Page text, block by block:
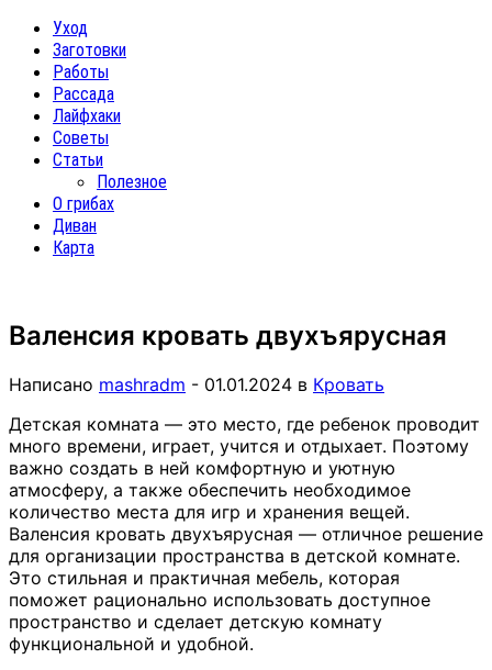
Уход
Заготовки
Работы
Рассада
Лайфхаки
Советы
Статьи
Полезное
О грибах
Диван
Карта
Валенсия кровать двухъярусная
Написано mashradm - 01.01.2024 в Кровать
Детская комната — это место, где ребенок проводит
много времени, играет, учится и отдыхает. Поэтому
важно создать в ней комфортную и уютную
атмосферу, а также обеспечить необходимое
количество места для игр и хранения вещей.
Валенсия кровать двухъярусная — отличное решение
для организации пространства в детской комнате.
Это стильная и практичная мебель, которая
поможет рационально использовать доступное
пространство и сделает детскую комнату
функциональной и удобной.